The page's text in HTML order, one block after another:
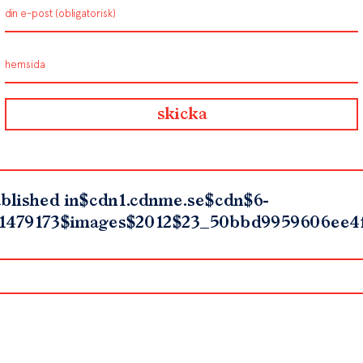
in$cdn1.cdnme.se$cdn$6-